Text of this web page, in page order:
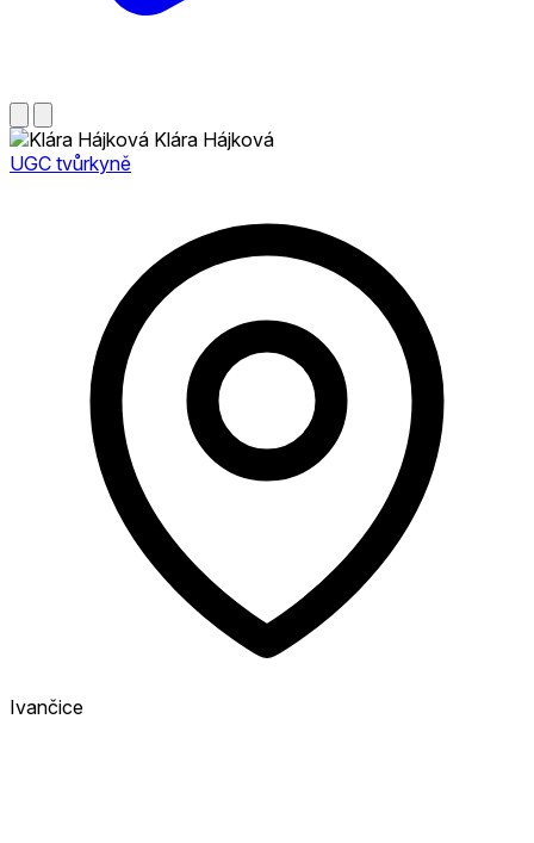
Klára Hájková
UGC tvůrkyně
Ivančice